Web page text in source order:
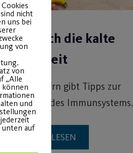
Fit durch die kalte
Jahreszeit
AOK Bayern gibt Tipps zur
Stärkung des Immunsystems.
WEITERLESEN
nicht
uns bei
von
von
„Alle
können
und
unten auf